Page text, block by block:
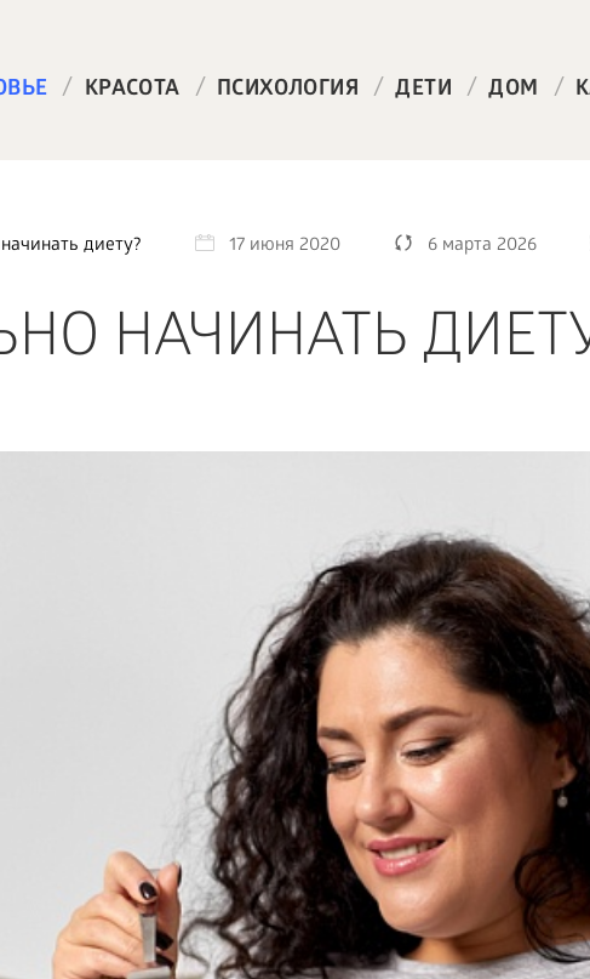
/ КРАСОТА / ПСИХОЛОГИЯ / ДЕТИ / ДОМ /
диету? 17 июня 2020 6 марта 2026
НАЧИНАТЬ